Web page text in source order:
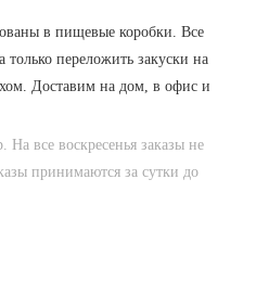
в пищевые коробки. Все
переложить закуски на
Доставим на дом, в офис и
все воскресенья заказы не
принимаются за сутки до